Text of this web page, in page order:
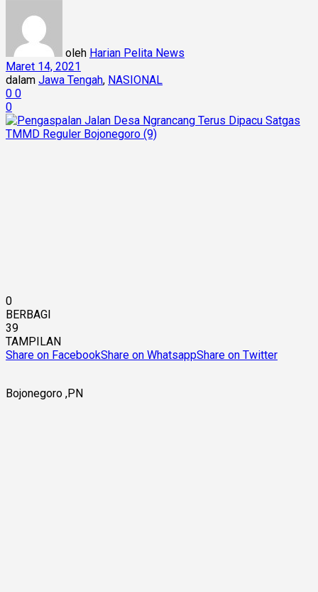
oleh Harian Pelita News
Maret 14, 2021
dalam Jawa Tengah, NASIONAL
0 0
0
0
BERBAGI
39
TAMPILAN
Share on FacebookShare on WhatsappShare on Twitter
Bojonegoro ,PN